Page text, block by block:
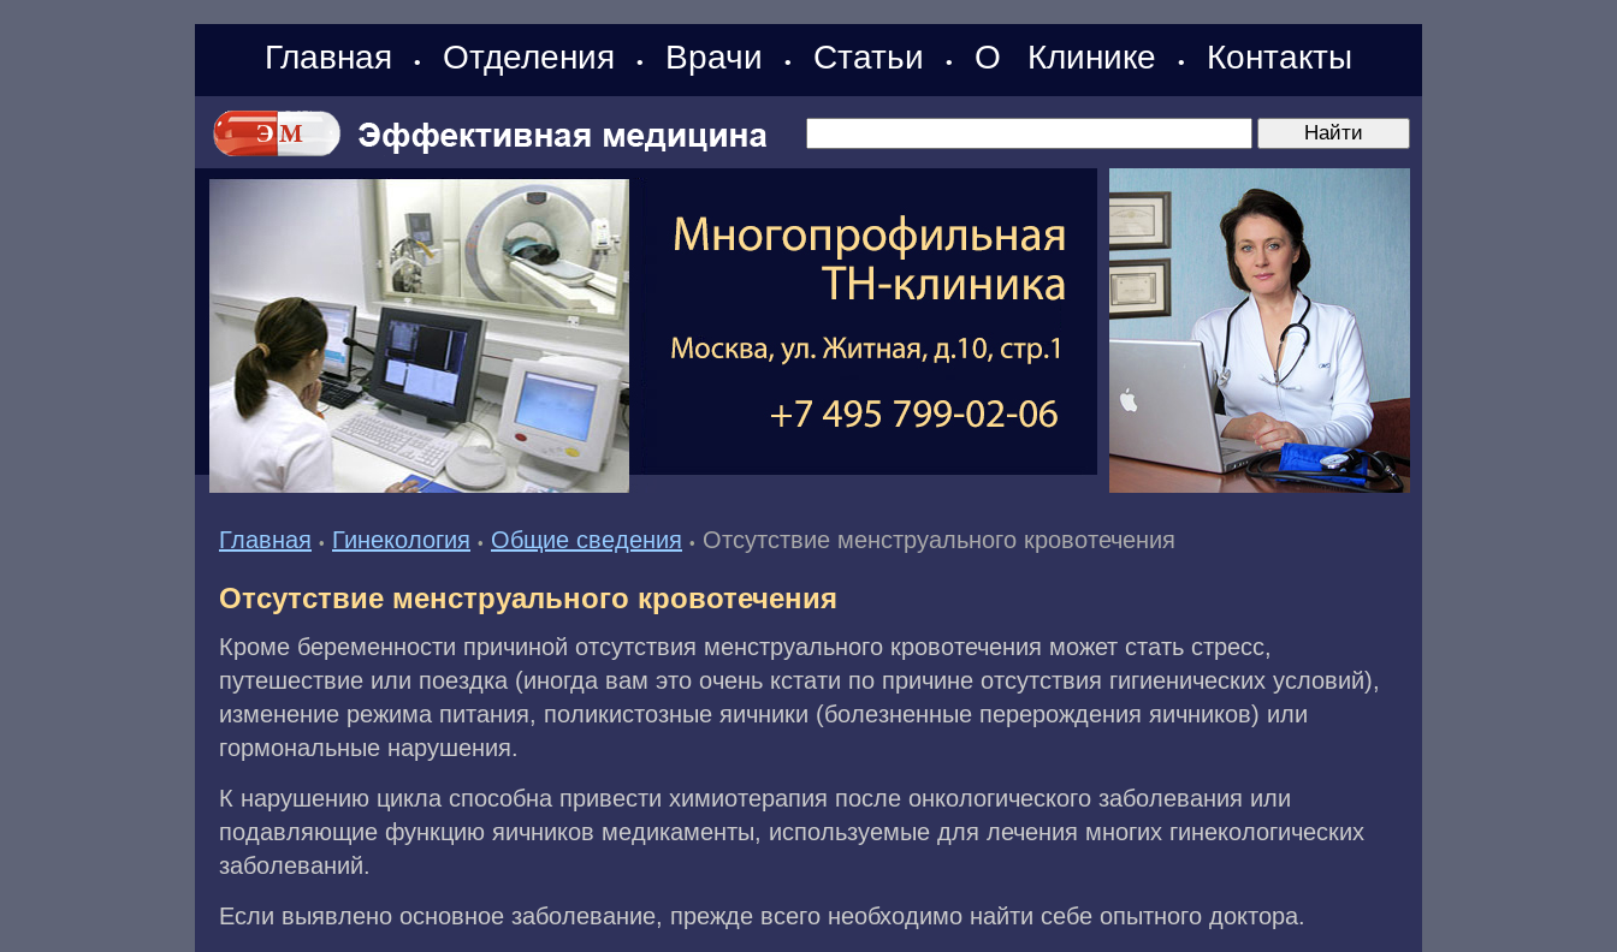
Главная • Отделения • Врачи • Статьи • О Клинике • Контакты
Главная • Гинекология • Общие сведения • Отсутствие менструального кровотечения
Отсутствие менструального кровотечения
Кроме беременности причиной отсутствия менструального кровотечения может стать стресс,
путешествие или поездка (иногда вам это очень кстати по причине отсутствия гигиенических условий),
изменение режима питания, поликистозные яичники (болезненные перерождения яичников) или
гормональные нарушения.
К нарушению цикла способна привести химиотерапия после онкологического заболевания или
подавляющие функцию яичников медикаменты, используемые для лечения многих гинекологических
заболеваний.
Если выявлено основное заболевание, прежде всего необходимо найти себе опытного доктора.